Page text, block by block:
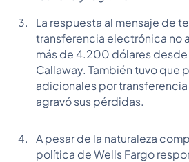
La respuesta al mensaje de
transferencia electrónica no
más de 4.200 dólares
Callaway. También tuvo que
adicionales por
agravó sus pérdidas.
A pesar de la naturaleza
política de Wells Fargo